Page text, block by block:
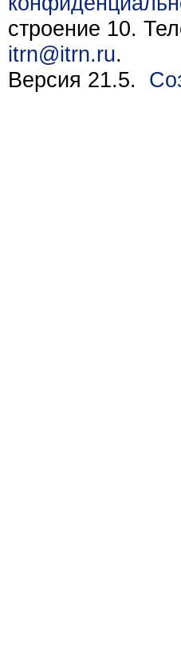
строение 10.
itrn@itrn.ru.
Версия 21.5.